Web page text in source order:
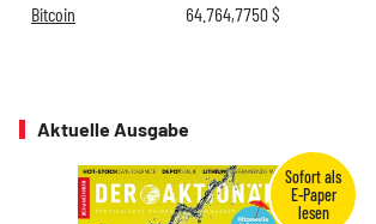
Bitcoin 64.764,7750$
Aktuelle Ausgabe